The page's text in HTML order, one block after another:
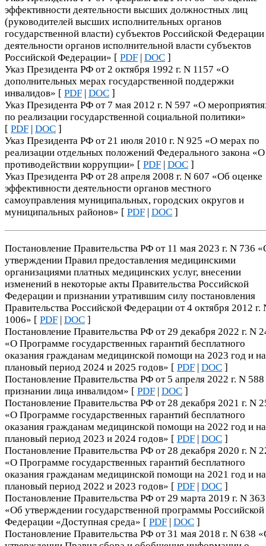
эффективности деятельности высших должностных лиц
(руководителей высших исполнительных органов
государственной власти) субъектов Российской
деятельности органов исполнительной власти субъектов
Российской Федерации» [ PDF | DOC ]
Указ Президента РФ от 2 октября 1992 г. N 1157 «О
дополнительных мерах государственной поддержки
инвалидов» [ PDF | DOC ]
Указ Президента РФ от 7 мая 2012 г. N 597 «О
по реализации государственной социальной политики»
[ PDF | DOC ]
Указ Президента РФ от 21 июля 2010 г. N 925 «О мерах по
реализации отдельных положений Федерального закона «О
противодействии коррупции» [ PDF | DOC ]
Указ Президента РФ от 28 апреля 2008 г. N 607 «Об оценке
эффективности деятельности органов местного
самоуправления муниципальных, городских округов и
муниципальных районов» [ PDF | DOC ]
Постановление Правительства РФ от 11 мая 2023 г. N 736
утверждении Правил предоставления медицинскими
организациями платных медицинских услуг, внесении
изменений в некоторые акты Правительства Российской
Федерации и признании утратившим силу постановления
Правительства Российской Федерации от 4 октября 2012 г.
1006» [ PDF | DOC ]
Постановление Правительства РФ от 29 декабря 2022 г. N
«О Программе государственных гарантий бесплатного
оказания гражданам медицинской помощи на 2023 год и на
плановый период 2024 и 2025 годов» [ PDF | DOC ]
Постановление Правительства РФ от 5 апреля 2022 г. N
признании лица инвалидом» [ PDF | DOC ]
Постановление Правительства РФ от 28 декабря 2021 г. N
«О Программе государственных гарантий бесплатного
оказания гражданам медицинской помощи на 2022 год и на
плановый период 2023 и 2024 годов» [ PDF | DOC ]
Постановление Правительства РФ от 28 декабря 2020 г. N
«О Программе государственных гарантий бесплатного
оказания гражданам медицинской помощи на 2021 год и на
плановый период 2022 и 2023 годов» [ PDF | DOC ]
Постановление Правительства РФ от 29 марта 2019 г. N 363
«Об утверждении государственной программы Российской
Федерации «Доступная среда» [ PDF | DOC ]
Постановление Правительства РФ от 31 мая 2018 г. N 638